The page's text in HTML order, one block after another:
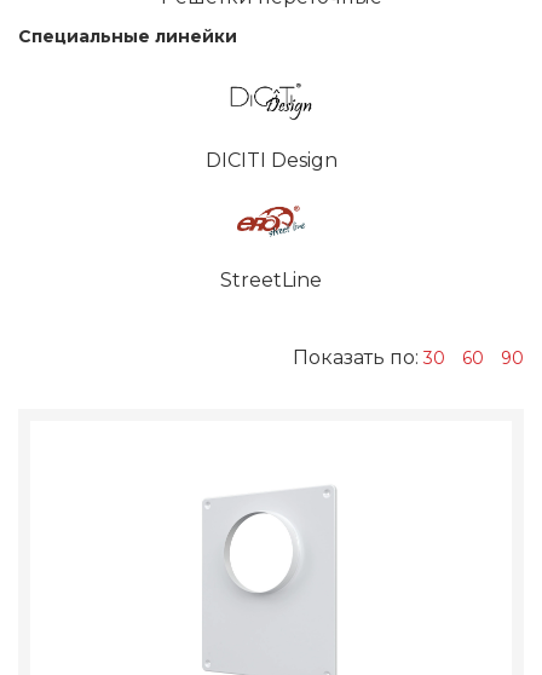
Специальные линейки
DICITI Design
StreetLine
Показать по:30 60 90